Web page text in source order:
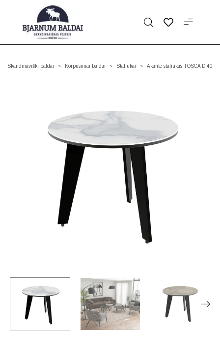
Skandinaviški baldai > Korpusiniai baldai > Staliukai > Akante staliukas TOSCA D:40